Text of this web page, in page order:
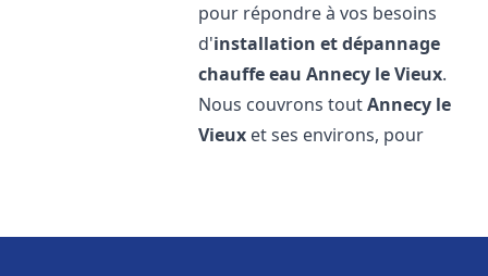
pour répondre à vos besoins
d'installation et dépannage
chauffe eau Annecy le Vieux.
Nous couvrons toutAnnecy le
Vieux et ses environs, pour